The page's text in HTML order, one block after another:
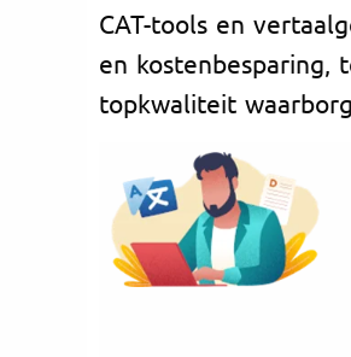
CAT-tools en
en kostenbesparing,
topkwaliteit